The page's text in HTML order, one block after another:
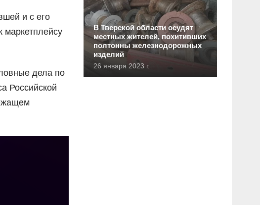
и с его
маркетплейсу
дела по
Российской
В Тверской области осудят
местных жителей, похитивших
полтонны железнодорожных
изделий
26 января 2023 г.